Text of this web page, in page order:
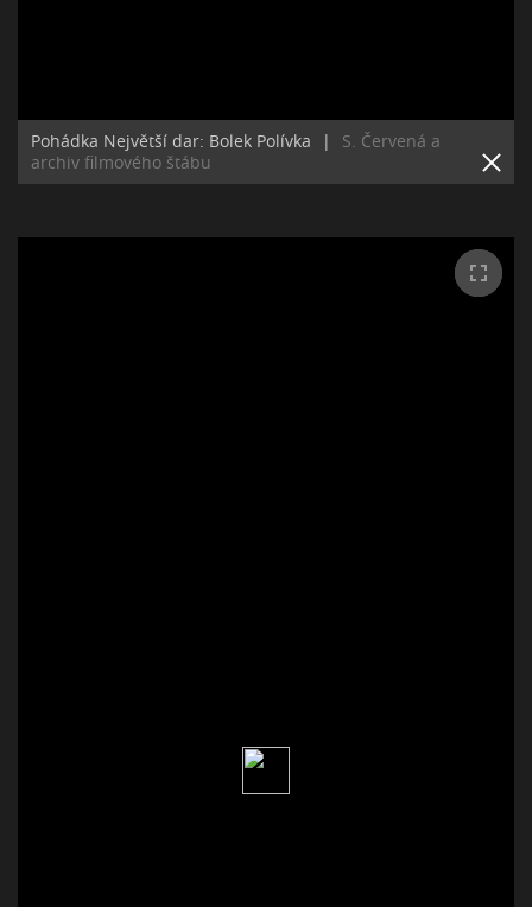
Pohádka Největší dar: Bolek Polívka |
S. Červená a
archiv filmového štábu